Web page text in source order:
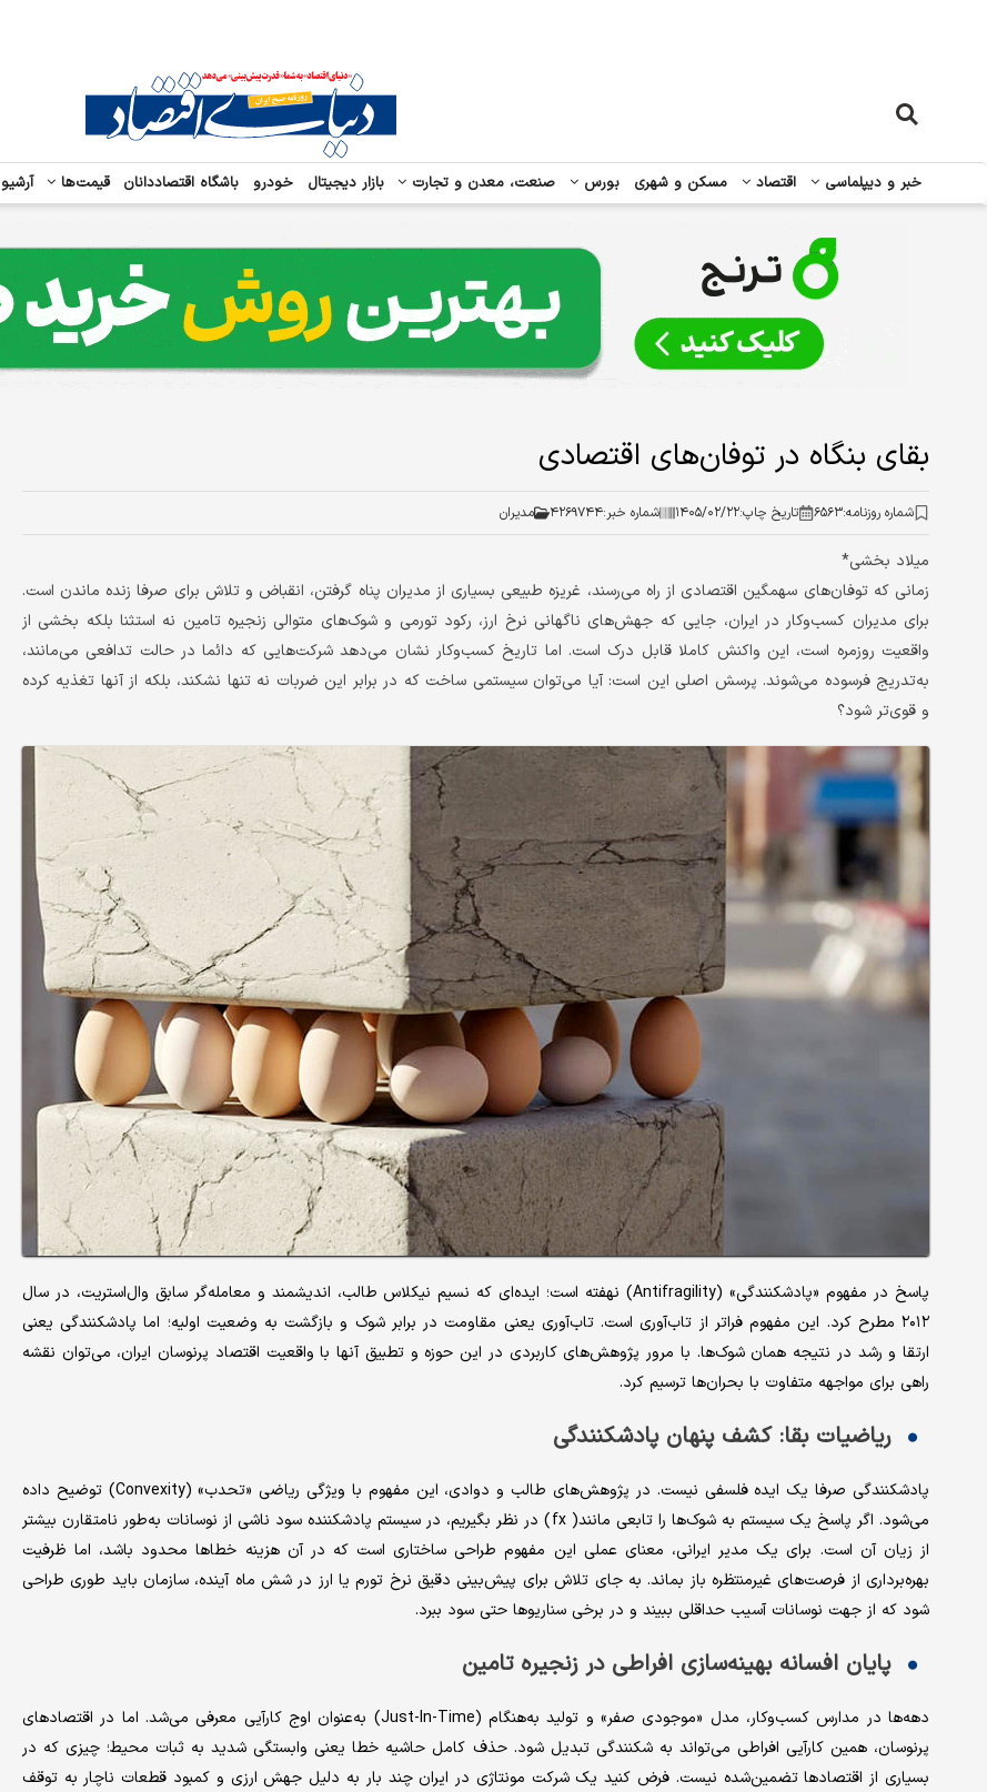
خبر و دیپلماسی اقتصاد مسکن و شهری بورس صنعت، معدن و تجارت بازار دیجیتال خودرو باشگاه اقتصاددانان قیمت‌ها آرشیو
بقای بنگاه در توفان‌های اقتصادی
شماره روزنامه:۶۵۶۳ تاریخ چاپ:۱۴۰۵/۰۲/۲۲ شماره خبر:۴۲۶۹۷۴۴ مدیران
میلاد بخشی*
زمانی که توفان‌های سهمگین اقتصادی از راه می‌رسند، غریزه طبیعی بسیاری از مدیران پناه گرفتن، انقباض و تلاش برای صرفا زنده ماندن است.
برای مدیران کسب‌وکار در ایران، جایی که جهش‌های ناگهانی نرخ ارز، رکود تورمی و شوک‌های متوالی زنجیره تامین نه استثنا بلکه بخشی از
واقعیت روزمره است، این واکنش کاملا قابل درک است. اما تاریخ کسب‌وکار نشان می‌دهد شرکت‌هایی که دائما در حالت تدافعی می‌مانند،
به‌تدریج فرسوده می‌شوند. پرسش اصلی این است: آیا می‌توان سیستمی ساخت که در برابر این ضربات نه تنها نشکند، بلکه از آنها تغذیه کرده
و قوی‌تر شود؟
پاسخ در مفهوم «پادشکنندگی» (Antifragility) نهفته است؛ ایده‌ای که نسیم نیکلاس طالب، اندیشمند و معامله‌گر سابق وال‌استریت، در سال
۲۰۱۲ مطرح کرد. این مفهوم فراتر از تاب‌آوری است. تاب‌آوری یعنی مقاومت در برابر شوک و بازگشت به وضعیت اولیه؛ اما پادشکنندگی یعنی
ارتقا و رشد در نتیجه همان شوک‌ها. با مرور پژوهش‌های کاربردی در این حوزه و تطبیق آنها با واقعیت اقتصاد پرنوسان ایران، می‌توان نقشه
راهی برای مواجهه متفاوت با بحران‌ها ترسیم کرد.
ریاضیات بقا: کشف پنهان پادشکنندگی
پادشکنندگی صرفا یک ایده فلسفی نیست. در پژوهش‌های طالب و دوادی، این مفهوم با ویژگی ریاضی «تحدب» (Convexity) توضیح داده
می‌شود. اگر پاسخ یک سیستم به شوک‌ها را تابعی مانند( fx) در نظر بگیریم، در سیستم پادشکننده سود ناشی از نوسانات به‌طور نامتقارن بیشتر
از زیان آن است. برای یک مدیر ایرانی، معنای عملی این مفهوم طراحی ساختاری است که در آن هزینه خطاها محدود باشد، اما ظرفیت
بهره‌برداری از فرصت‌های غیرمنتظره باز بماند. به جای تلاش برای پیش‌بینی دقیق نرخ تورم یا ارز در شش ماه آینده، سازمان باید طوری طراحی
شود که از جهت نوسانات آسیب حداقلی ببیند و در برخی سناریوها حتی سود ببرد.
پایان افسانه بهینه‌سازی افراطی در زنجیره تامین
دهه‌ها در مدارس کسب‌وکار، مدل «موجودی صفر» و تولید به‌هنگام (Just-In-Time) به‌عنوان اوج کارآیی معرفی می‌شد. اما در اقتصادهای
پرنوسان، همین کارآیی افراطی می‌تواند به شکنندگی تبدیل شود. حذف کامل حاشیه خطا یعنی وابستگی شدید به ثبات محیط؛ چیزی که در
بسیاری از اقتصادها تضمین‌شده نیست. فرض کنید یک شرکت مونتاژی در ایران چند بار به دلیل جهش ارزی و کمبود قطعات ناچار به توقف